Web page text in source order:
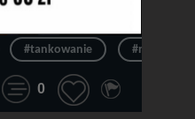
#tankowanie #nosacz
0